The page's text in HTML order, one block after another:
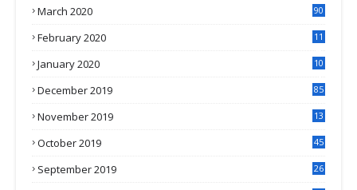
March 2020 90
February 2020
11
January 2020
10
December 2019 85
November 2019
13
October 2019 45
September 2019
26